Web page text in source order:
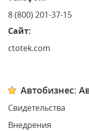
8 (800) 201-37-15
Сайт:
ctotek.com
Автобизнес:
Свидетельства
Внедрения